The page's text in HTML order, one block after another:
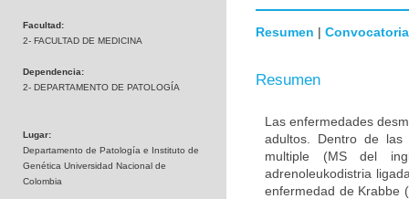
Facultad:
2- FACULTAD DE MEDICINA
Dependencia:
2- DEPARTAMENTO DE PATOLOGÍA
Lugar:
Departamento de Patología e Instituto de
Genética Universidad Nacional de
Colombia
Resumen | Convocatoria
Resumen
Las enfermedades
adultos. Dentro de las
multiple (MS del
adrenoleukodistria
enfermedad de Krabbe